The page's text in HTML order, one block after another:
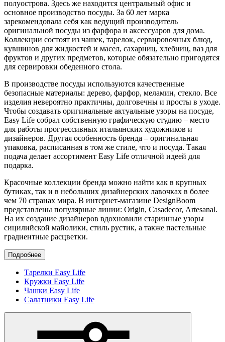
полуострова. Здесь же находится центральный офис и
основное производство посуды. За 60 лет марка
зарекомендовала себя как ведущий производитель
оригинальной посуды из фарфора и аксессуаров для дома.
Коллекции состоят из чашек, тарелок, сервировочных блюд,
кувшинов для жидкостей и масел, сахарниц, хлебниц, ваз для
фруктов и других предметов, которые обязательно пригодятся
для сервировки обеденного стола.
В производстве посуды используются качественные
безопасные материалы: дерево, фарфор, меламин, стекло. Все
изделия невероятно практичны, долговечны и просты в уходе.
Чтобы создавать оригинальные актуальные узоры на посуде,
Easy Life собрал собственную графическую студию – место
для работы прогрессивных итальянских художников и
дизайнеров. Другая особенность бренда – оригинальная
упаковка, расписанная в том же стиле, что и посуда. Такая
подача делает ассортимент Easy Life отличной идеей для
подарка.
Красочные коллекции бренда можно найти как в крупных
бутиках, так и в небольших дизайнерских лавочках в более
чем 70 странах мира. В интернет-магазине DesignBoom
представлены популярные линии: Origin, Casadecor, Artesanal.
На их создание дизайнеров вдохновили старинные узоры
сицилийской майолики, стиль рустик, а также пастельные
градиентные расцветки.
Подробнее
Тарелки Easy Life
Кружки Easy Life
Чашки Easy Life
Салатники Easy Life